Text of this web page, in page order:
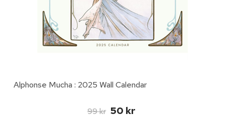
Alphonse Mucha : 2025 Wall Calendar
99 kr 50 kr